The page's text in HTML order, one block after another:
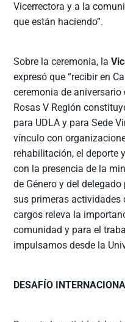
Vicerrectora y a la
que están haciendo”.
Sobre la ceremonia, la
expresó que “recibir en
ceremonia de aniversario
Rosas V Región
para UDLA y para Sede
vínculo con
rehabilitación, el deporte
con la presencia de la
de Género y del
sus primeras
cargos releva la
comunidad y para el
impulsamos desde la
DESAFÍO